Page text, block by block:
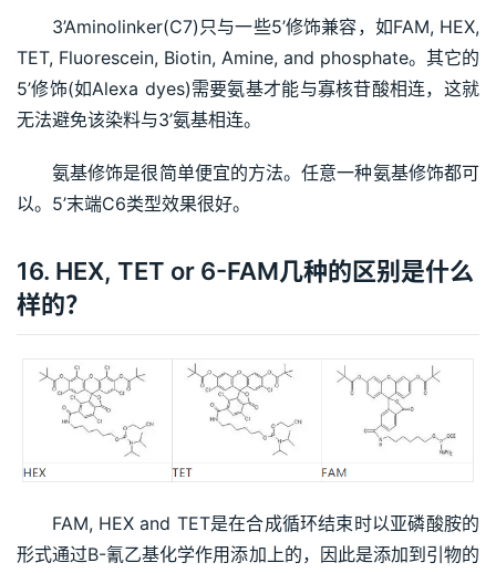
3’Aminolinker(C7)只与一些5’修饰兼容，如FAM, HEX,
TET, Fluorescein, Biotin, Amine, and phosphate。其它的
5’修饰(如Alexa dyes)需要氨基才能与寡核苷酸相连，这就
无法避免该染料与3’氨基相连。
氨基修饰是很简单便宜的方法。任意一种氨基修饰都可
以。5’末端C6类型效果很好。
16. HEX, TET or 6-FAM几种的区别是什么
样的？
FAM, HEX and TET是在合成循环结束时以亚磷酸胺的
形式通过B-氰乙基化学作用添加上的，因此是添加到引物的